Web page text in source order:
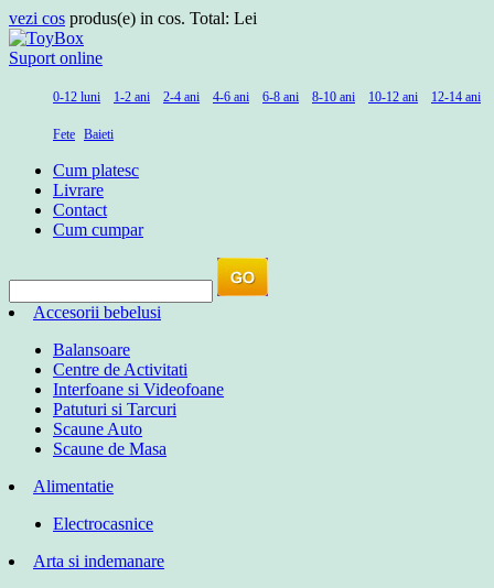
vezi cos produs(e) in cos. Total: Lei
Suport online
0-12 luni 1-2 ani 2-4 ani 4-6 ani 6-8 ani 8-10 ani 10-12 ani 12-14 ani
Fete Baieti
Cum platesc
Livrare
Contact
Cum cumpar
Accesorii bebelusi
Balansoare
Centre de Activitati
Interfoane si Videofoane
Patuturi si Tarcuri
Scaune Auto
Scaune de Masa
Alimentatie
Electrocasnice
Arta si indemanare